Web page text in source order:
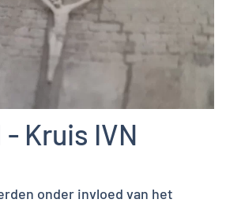
- Kruis IVN
onder invloed van het